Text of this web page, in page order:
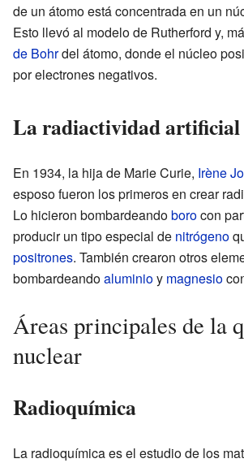
de un átomo está concentrada en un
Esto llevó al modelo de Rutherford y,
de Bohrdel átomo, donde el núcleo
por electrones negativos.
La radiactividad artificial
En 1934, la hija de Marie Curie, Irène
esposo fueron los primeros en crear
Lo hicieron bombardeandoborocon
producir un tipo especial de nitrógeno
positrones. También crearon otros
bombardeandoaluminioy magnesio
Áreas principales de la
nuclear
Radioquímica
La radioquímica es el estudio de los